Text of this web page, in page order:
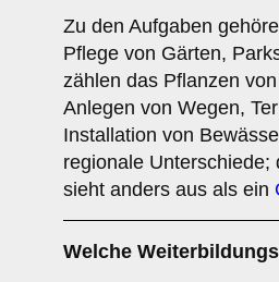
Zu den Aufgaben
Pflege von Gärten,
zählen das Pflanzen
Anlegen von Wegen,
Installation von
regionale
sieht anders aus als ein
Welche